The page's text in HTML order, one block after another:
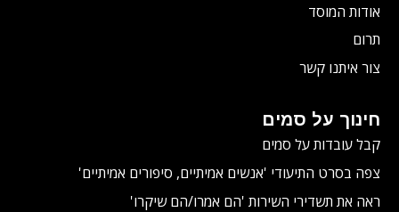
אודות המוסד
תרום
צור איתנו קשר
חינוך על סמים
קבל עובדות על סמים
צפה בסרט התיעודי 'אנשים אמיתיים, סיפורים אמיתיים'
ראה את תשדירי השירות 'הם אמרו/הם שיקרו'